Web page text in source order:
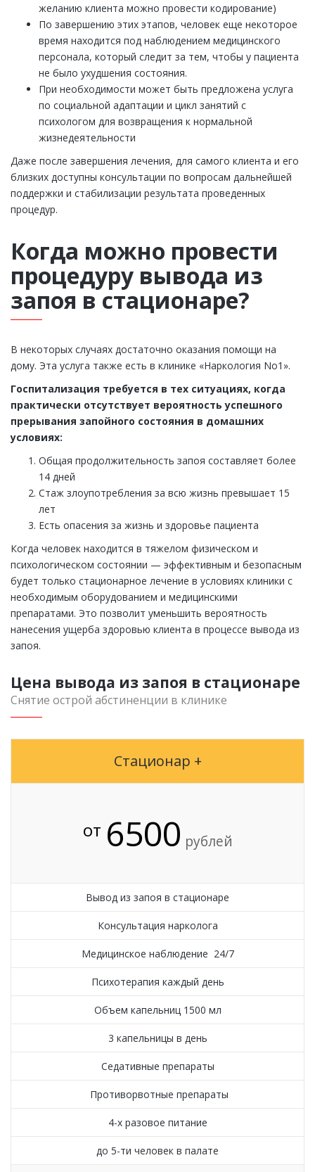
желанию клиента можно провести кодирование)
По завершению этих этапов, человек еще некоторое
время находится под наблюдением медицинского
персонала, который следит за тем, чтобы у пациента
не было ухудшения состояния.
При необходимости может быть предложена услуга
по социальной адаптации и цикл занятий с
психологом для возвращения к нормальной
жизнедеятельности
Даже после завершения лечения, для самого клиента и его
близких доступны консультации по вопросам дальнейшей
поддержки и стабилизации результата проведенных
процедур.
Когда можно провести
процедуру вывода из
запоя в стационаре?
В некоторых случаях достаточно оказания помощи на
дому. Эта услуга также есть в клинике «Наркология No1».
Госпитализация требуется в тех ситуациях, когда
практически отсутствует вероятность успешного
прерывания запойного состояния в домашних
условиях:
Общая продолжительность запоя составляет более
14 дней
Стаж злоупотребления за всю жизнь превышает 15
лет
Есть опасения за жизнь и здоровье пациента
Когда человек находится в тяжелом физическом и
психологическом состоянии — эффективным и безопасным
будет только стационарное лечение в условиях клиники с
необходимым оборудованием и медицинскими
препаратами. Это позволит уменьшить вероятность
нанесения ущерба здоровью клиента в процессе вывода из
запоя.
Цена вывода из запоя в стационаре
Снятие острой абстиненции в клинике
Стационар +
от 6500 рублей
Вывод из запоя в стационаре
Консультация нарколога
Медицинское наблюдение 24/7
Психотерапия каждый день
Объем капельниц 1500 мл
3 капельницы в день
Седативные препараты
Противорвотные препараты
4-х разовое питание
до 5-ти человек в палате